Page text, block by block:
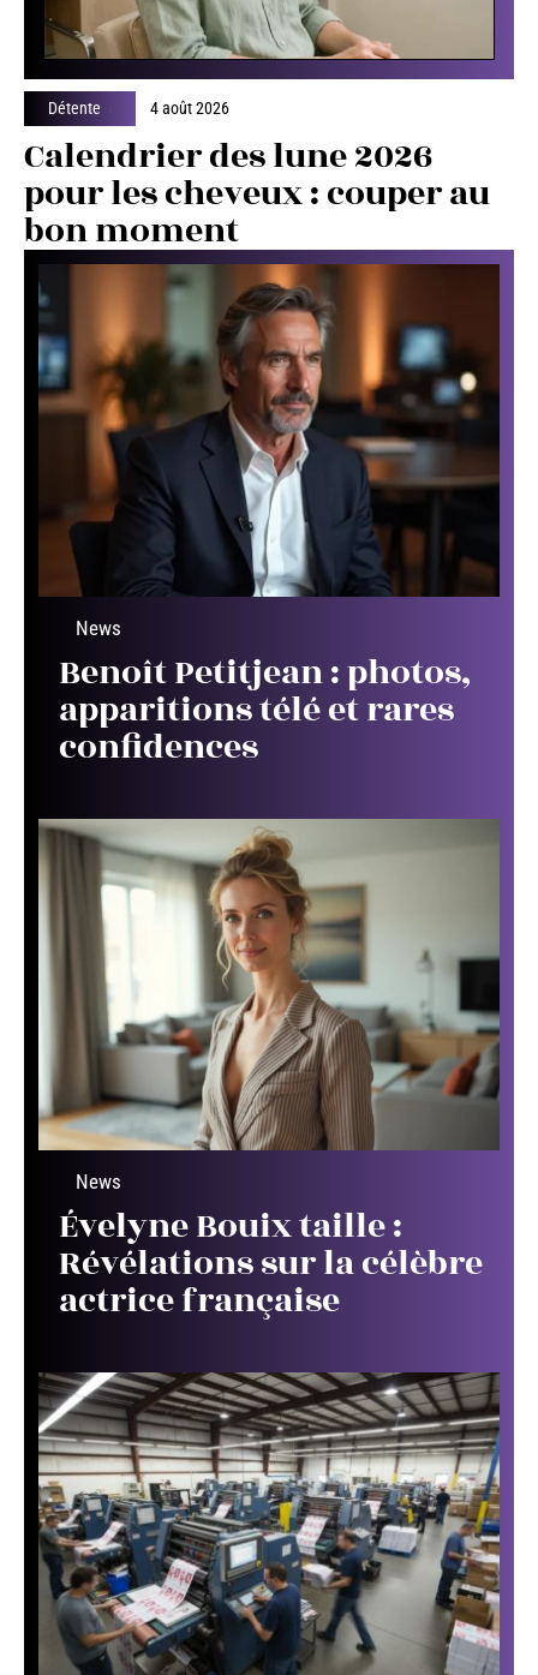
Détente 4 août 2026
Calendrier des lune 2026
pour les cheveux : couper au
bon moment
News
Benoît Petitjean : photos,
apparitions télé et rares
confidences
News
Évelyne Bouix taille :
Révélations sur la célèbre
actrice française